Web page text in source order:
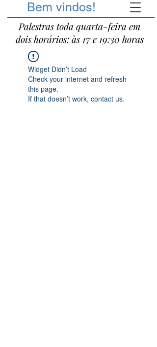
Bem vindos!
Palestras toda quarta-feira em
dois horários: às 17 e 19:30 horas
Widget Didn’t Load
Check your internet and refresh
this page.
If that doesn’t work, contact us.